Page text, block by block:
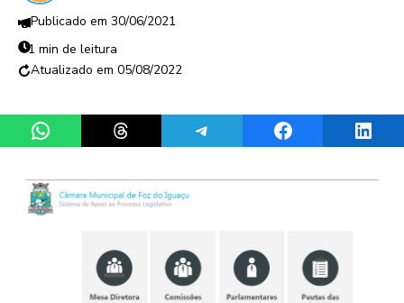
30/06/2021
1 min de leitura
05/08/2022
Share on WhatsAppShare on ThreadsShare on TelegramShare on Facebook